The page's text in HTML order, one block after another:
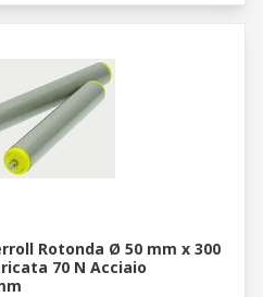
Rotonda Ø 50 mm x 300
70 N Acciaio